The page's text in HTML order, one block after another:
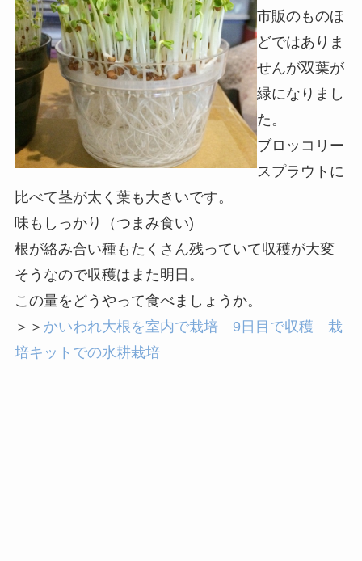
市販のものほ
どではありま
せんが双葉が
緑になりまし
た。
ブロッコリー
スプラウトに
比べて茎が太く葉も大きいです。
味もしっかり（つまみ食い)
根が絡み合い種もたくさん残っていて収穫が大変
そうなので収穫はまた明日。
この量をどうやって食べましょうか。
＞＞ かいわれ大根を室内で栽培 9日目で収穫 栽
培キットでの水耕栽培